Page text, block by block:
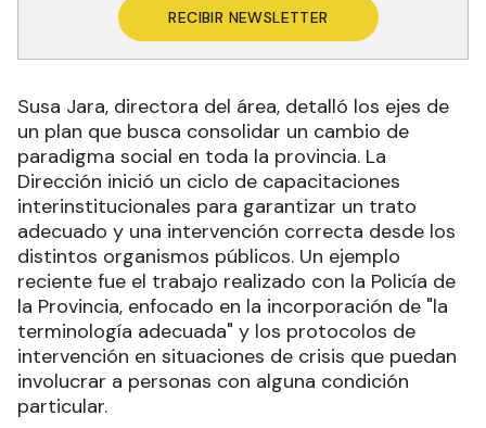
RECIBIR NEWSLETTER
Susa Jara, directora del área, detalló los ejes de
un plan que busca consolidar un cambio de
paradigma social en toda la provincia. La
Dirección inició un ciclo de capacitaciones
interinstitucionales para garantizar un trato
adecuado y una intervención correcta desde los
distintos organismos públicos. Un ejemplo
reciente fue el trabajo realizado con la Policía de
la Provincia, enfocado en la incorporación de "la
terminología adecuada" y los protocolos de
intervención en situaciones de crisis que puedan
involucrar a personas con alguna condición
particular.